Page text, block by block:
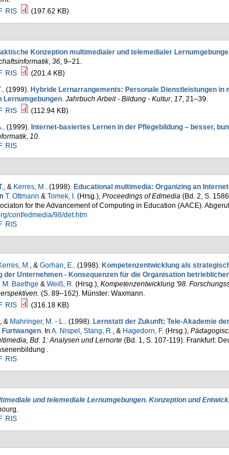
RIS (197.62 KB)
Konzeption multimedialer und telemedialer
, 36, 9–21.
RIS
(201.4 KB)
. (1999). Hybride Lernarrangements: Personale Dienstleistungen in
Lernumgebungen. Jahrbuch Arbeit - Bildung - Kultur, 17, 21–39.
RIS
(112.94 KB)
. (1999). Internet-basiertes Lernen in der Pflegebildung – besser,
, 10.
RIS
, & Kerres, M.. (1998). Educational multimedia: Organizing an
T. Ottmann & Tomek, I.(Hrsg.), Proceedings of Edmedia(Bd. 2, S.
for the Advancement of Computing in Education (AACE).
conf/edmedia/98/det.htm
RIS
M., & Gorhan, E.. (1998). Kompetenzentwicklung als
der Unternehmen - Konsequenzen für die Organisation betrieblicher
M. Baethge & Weiß, R.(Hrsg.), Kompetenzentwicklung '98.
(S. 89–162). Münster: Waxmann.
RIS
(316.18 KB)
, & Mahringer, M. - L.. (1998). Lernstatt der Zukunft: Tele-Akademie der
. In A. Nispel , Stang, R., & Hagedorn, F.(Hrsg.),
Bd. 1: Analysen und Lernorte(Bd. 1, S. 107-119). Frankfurt:
.
RIS
und telemediale Lernumgebungen. Konzeption und
RIS